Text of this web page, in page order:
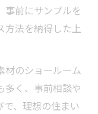
事前にサンプルを
方法を納得した上
材のショールーム
多く、事前相談や
、理想の住まい